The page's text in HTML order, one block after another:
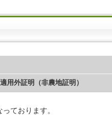
適用外証明（非農地証明）
ております。